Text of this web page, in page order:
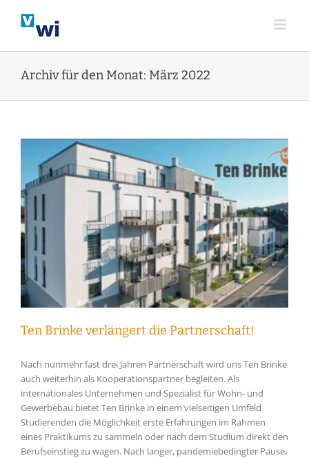
Inhalt
Archiv für den Monat: März 2022
Ten Brinke verlängert die Partnerschaft!
Nach nunmehr fast drei Jahren Partnerschaft wird uns Ten Brinke
auch weiterhin als Kooperationspartner begleiten. Als
internationales Unternehmen und Spezialist für Wohn- und
Gewerbebau bietet Ten Brinke in einem vielseitigen Umfeld
Studierenden die Möglichkeit erste Erfahrungen im Rahmen
eines Praktikums zu sammeln oder nach dem Studium direkt den
Berufseinstieg zu wagen. Nach langer, pandemiebedingter Pause,